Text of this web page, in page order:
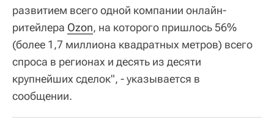
развитием всего одной компании онлайн-
ритейлера Ozon, на которого пришлось 56%
(более 1,7 миллиона квадратных метров) всего
спроса в регионах и десять из десяти
крупнейших сделок", - указывается в
сообщении.